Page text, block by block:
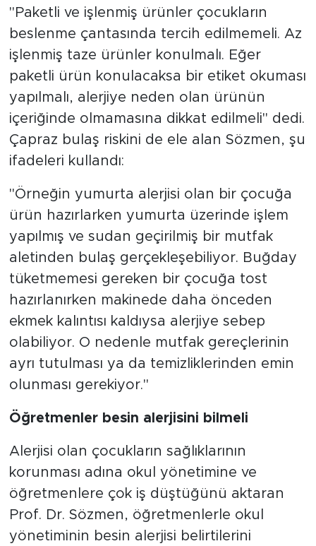
"Paketli ve işlenmiş ürünler çocukların
beslenme çantasında tercih edilmemeli. Az
işlenmiş taze ürünler konulmalı. Eğer
paketli ürün konulacaksa bir etiket okuması
yapılmalı, alerjiye neden olan ürünün
içeriğinde olmamasına dikkat edilmeli" dedi.
Çapraz bulaş riskini de ele alan Sözmen, şu
ifadeleri kullandı:
"Örneğin yumurta alerjisi olan bir çocuğa
ürün hazırlarken yumurta üzerinde işlem
yapılmış ve sudan geçirilmiş bir mutfak
aletinden bulaş gerçekleşebiliyor. Buğday
tüketmemesi gereken bir çocuğa tost
hazırlanırken makinede daha önceden
ekmek kalıntısı kaldıysa alerjiye sebep
olabiliyor. O nedenle mutfak gereçlerinin
ayrı tutulması ya da temizliklerinden emin
olunması gerekiyor."
Öğretmenler besin alerjisini bilmeli
Alerjisi olan çocukların sağlıklarının
korunması adına okul yönetimine ve
öğretmenlere çok iş düştüğünü aktaran
Prof. Dr. Sözmen, öğretmenlerle okul
yönetiminin besin alerjisi belirtilerini